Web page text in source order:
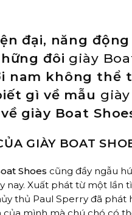
đại, năng
đôi giày
nam không thể
gì về mẫu
giày Boat
GIÀY BOAT
Shoes cũng đầy ngẫu
nay. Xuất phát từ một lần
thủ Paul Sperry đã phát